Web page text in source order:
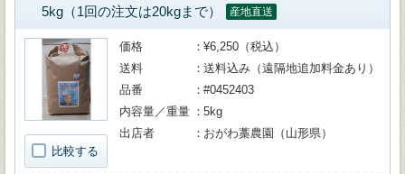
5kg（1回の注文は20kgまで）
産地直送
比較する
価格
¥6,250（税込）
送料
送料込み（遠隔地追加料金あり）
品番
#0452403
内容量／重量
5kg
出店者
おがわ藁農園（山形県）